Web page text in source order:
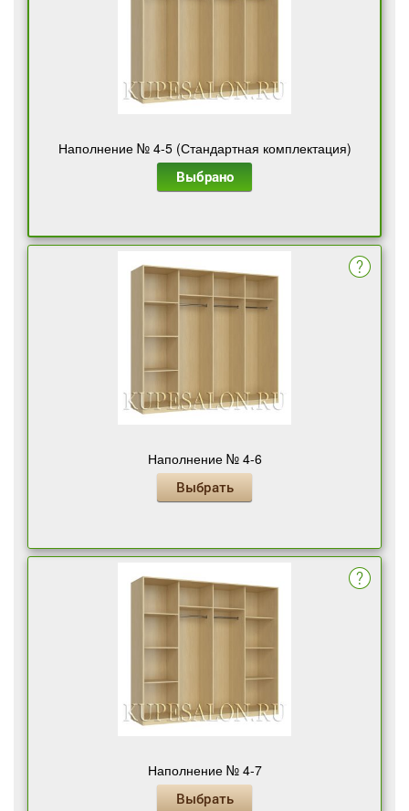
Наполнение № 4-5 (Стандартная комплектация)
Выбрано
Наполнение № 4-6
Выбрать
Наполнение № 4-7
Выбрать